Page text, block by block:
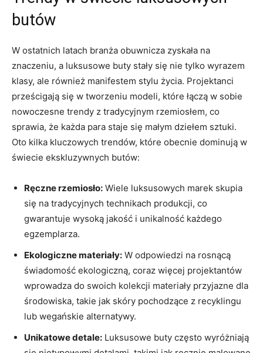
butów
W ostatnich latach branża obuwnicza zyskała na
znaczeniu, a luksusowe buty stały się nie​ tylko wyrazem
klasy, ale również manifestem stylu życia. Projektanci
prześcigają się w tworzeniu ‍modeli, które łączą w sobie
nowoczesne ‌trendy z tradycyjnym rzemiosłem, co
‍sprawia, że każda ⁣para staje się małym dziełem sztuki.
Oto kilka kluczowych trendów, które obecnie dominują w
świecie ekskluzywnych butów:
Ręczne rzemiosło: ​Wiele luksusowych‌ marek⁣ skupia
się ⁤na tradycyjnych technikach produkcji, co
gwarantuje wysoką ⁤jakość i​ unikalność każdego
egzemplarza.
Ekologiczne materiały: ‌W odpowiedzi na‍ rosnącą
świadomość ekologiczną, coraz ⁢więcej projektantów
wprowadza do⁤ swoich kolekcji materiały⁤ przyjazne dla
środowiska, takie jak skóry pochodzące‌ z recyklingu
⁣lub wegańskie⁣ alternatywy.
Unikatowe detale: Luksusowe buty często wyróżniają